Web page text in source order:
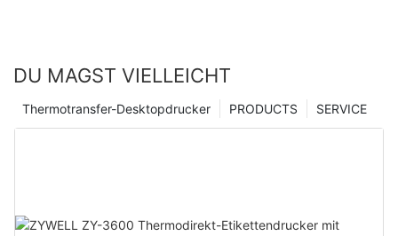
DU MAGST VIELLEICHT
SERVICE
PRODUCTS
Thermotransfer-Desktopdrucker